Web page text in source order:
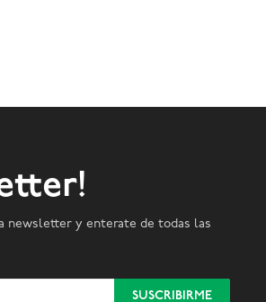
newsletter y enterate de todas las
SUSCRIBIRME